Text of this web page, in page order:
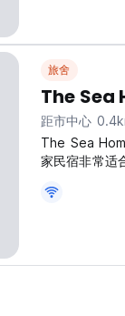
旅舍
The Sea
距市中心
The Sea
家民宿非常适